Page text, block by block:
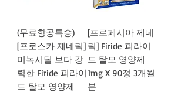
(무료항공특송)
[프로스카 제네릭]
미녹시딜 보다 강
력한 Firide 피라이
드 탈모 영양제
[프로페시아 제네
릭] Firide 피라이
드 탈모 영양제
1mg X 90정 3개월
분